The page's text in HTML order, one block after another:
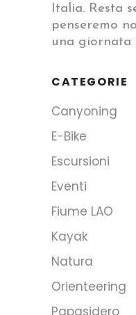
Italia. Resta
penseremo
una giornata
CATEGORIE
Canyoning
E-Bike
Escursioni
Eventi
Fiume LAO
Kayak
Natura
Orienteering